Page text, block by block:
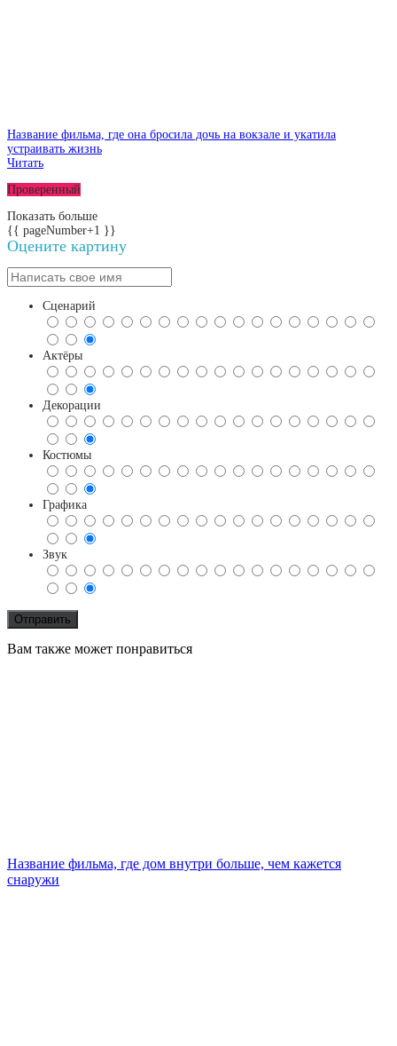
Название фильма, где она бросила дочь на вокзале и укатила
устраивать жизнь
Читать
Проверенный
Показать больше
{{ pageNumber+1 }}
Оцените картину
Сценарий
Актёры
Декорации
Костюмы
Графика
Звук
Вам также может понравиться
Название фильма, где дом внутри больше, чем кажется
снаружи